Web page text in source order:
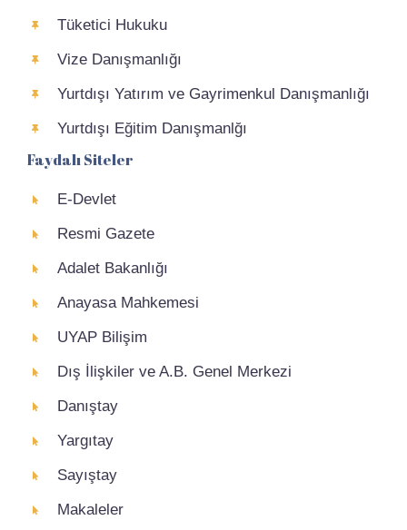
Tüketici Hukuku
Vize Danışmanlığı
Yurtdışı Yatırım ve Gayrimenkul Danışmanlığı
Yurtdışı Eğitim Danışmanlğı
Faydalı Siteler
E-Devlet
Resmi Gazete
Adalet Bakanlığı
Anayasa Mahkemesi
UYAP Bilişim
Dış İlişkiler ve A.B. Genel Merkezi
Danıştay
Yargıtay
Sayıştay
Makaleler